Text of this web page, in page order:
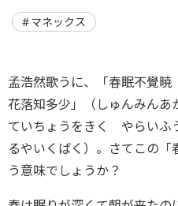
マネックス
孟浩然歌うに、「春眠不覺
花落知多少」（しゅんみん
ていちょうをきく やらいふ
るやいくばく）。さてこの
う意味でしょうか？